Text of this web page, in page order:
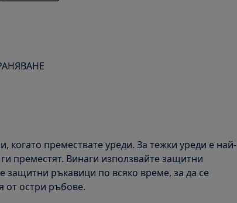
когато премествате уреди. За тежки уреди е най-
преместят. Винаги използвайте защитни
защитни ръкавици по всяко време, за да се
от остри ръбове.